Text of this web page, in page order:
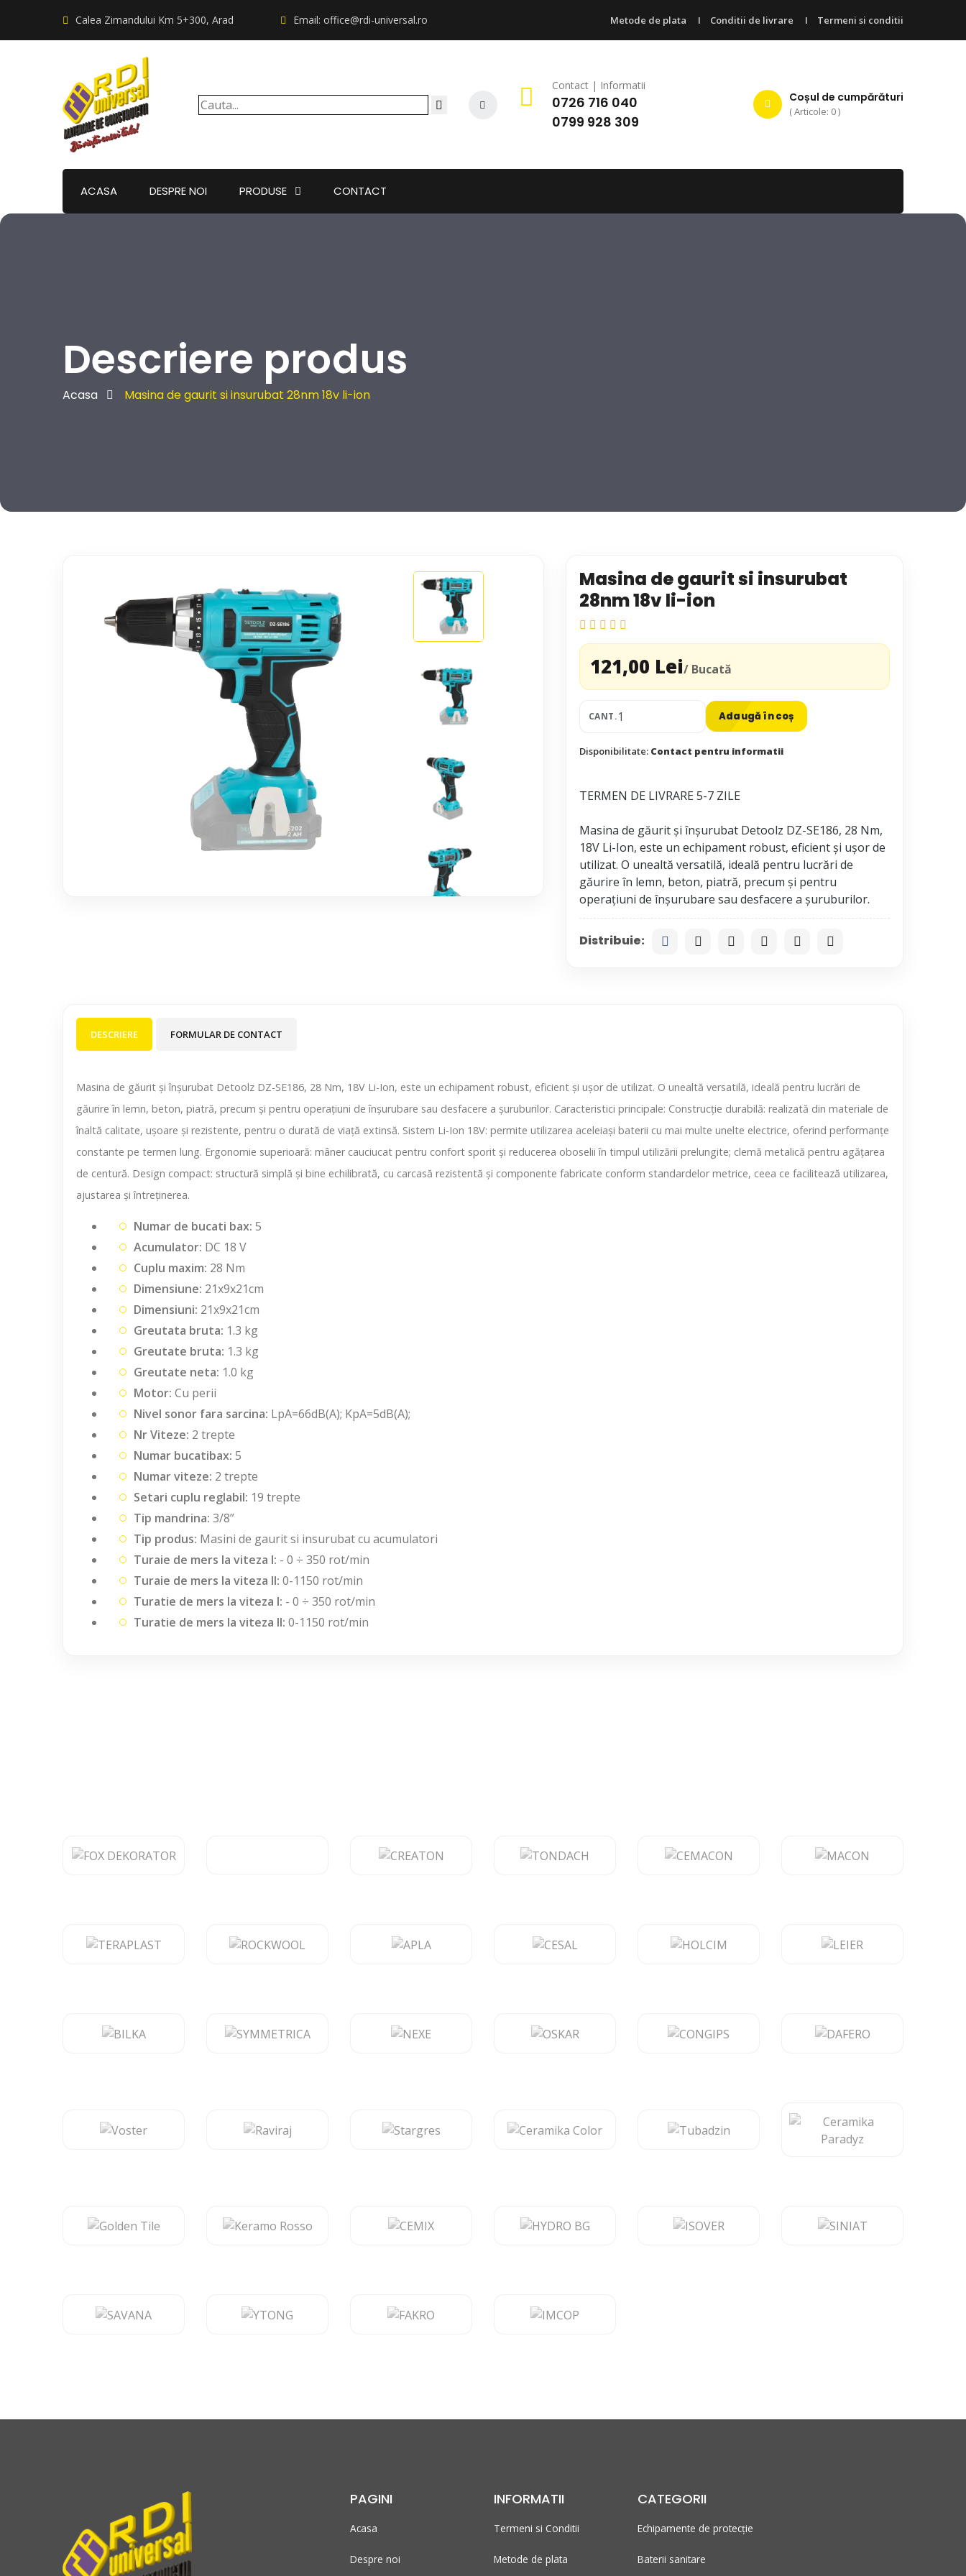
Calea Zimandului Km 5+300, Arad Email: office@rdi-universal.ro Metode de plata Conditii de livrare Termeni si conditii
Contact | Informatii
0726 716 040
0799 928 309
Coșul de cumpărături
( Articole: 0 )
ACASA DESPRE NOI PRODUSE CONTACT
Descriere produs
Acasa Masina de gaurit si insurubat 28nm 18v li-ion
Masina de gaurit si insurubat
28nm 18v li-ion
121,00 Lei/ Bucată
CANT. Adaugă în coș
Disponibilitate: Contact pentru informatii
TERMEN DE LIVRARE 5-7 ZILE
Masina de găurit și înșurubat Detoolz DZ-SE186, 28 Nm,
18V Li-Ion, este un echipament robust, eficient și ușor de
utilizat. O unealtă versatilă, ideală pentru lucrări de
găurire în lemn, beton, piatră, precum și pentru
Distribuie:
DESCRIERE FORMULAR DE CONTACT
Masina de găurit și înșurubat Detoolz DZ-SE186, 28 Nm, 18V Li-Ion, este un echipament robust, eficient și ușor de utilizat. O unealtă versatilă, ideală pentru lucrări de
găurire în lemn, beton, piatră, precum și pentru operațiuni de înșurubare sau desfacere a șuruburilor. Caracteristici principale: Construcție durabilă: realizată din materiale de
înaltă calitate, ușoare și rezistente, pentru o durată de viață extinsă. Sistem Li-Ion 18V: permite utilizarea aceleiași baterii cu mai multe unelte electrice, oferind performanțe
constante pe termen lung. Ergonomie superioară: mâner cauciucat pentru confort sporit și reducerea oboselii în timpul utilizării prelungite; clemă metalică pentru agățarea
de centură. Design compact: structură simplă și bine echilibrată, cu carcasă rezistentă și componente fabricate conform standardelor metrice, ceea ce facilitează utilizarea,
ajustarea și întreținerea.
Numar de bucati bax: 5
Acumulator: DC 18 V
Cuplu maxim: 28 Nm
Dimensiune: 21x9x21cm
Dimensiuni: 21x9x21cm
Greutata bruta: 1.3 kg
Greutate bruta: 1.3 kg
Greutate neta: 1.0 kg
Motor: Cu perii
Nivel sonor fara sarcina: LpA=66dB(A); KpA=5dB(A);
Nr Viteze: 2 trepte
Numar bucatibax: 5
Numar viteze: 2 trepte
Setari cuplu reglabil: 19 trepte
Tip mandrina: 3/8”
Tip produs: Masini de gaurit si insurubat cu acumulatori
Turaie de mers la viteza I: - 0 ÷ 350 rot/min
Turaie de mers la viteza II: 0-1150 rot/min
Turatie de mers la viteza I: - 0 ÷ 350 rot/min
Turatie de mers la viteza II: 0-1150 rot/min
PAGINI
Acasa
Despre noi
INFORMATII
Termeni si Conditii
Metode de plata
CATEGORII
Echipamente de protecție
Baterii sanitare